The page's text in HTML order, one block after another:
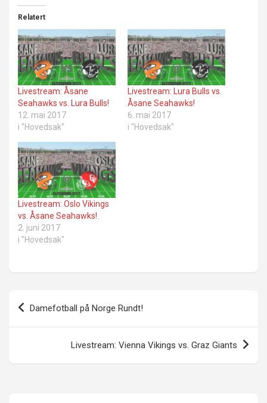
Relatert
Livestream: Åsane
Seahawks vs. Lura Bulls!
12. mai 2017
i "Hovedsak"
Livestream: Lura Bulls vs.
Åsane Seahawks!
6. mai 2017
i "Hovedsak"
Livestream: Oslo Vikings
vs. Åsane Seahawks!
2. juni 2017
i "Hovedsak"
Innleggsnavigasjon
Damefotball på Norge Rundt!
Livestream: Vienna Vikings vs. Graz Giants